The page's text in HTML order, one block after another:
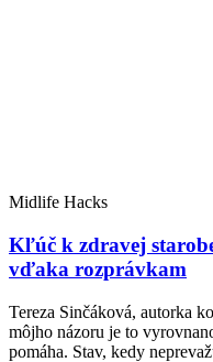
Midlife Hacks
Kľúč k zdravej
vďaka rozprávkam
Tereza Sinčáková, autorka
môjho názoru je to
pomáha. Stav, kedy